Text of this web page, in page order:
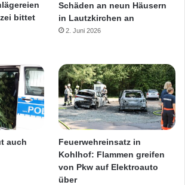
bittet
Schäden an neun Häusern
in Lautzkirchen an
2. Juni 2026
auch
Feuerwehreinsatz in
Kohlhof: Flammen greifen
von Pkw auf Elektroauto
über